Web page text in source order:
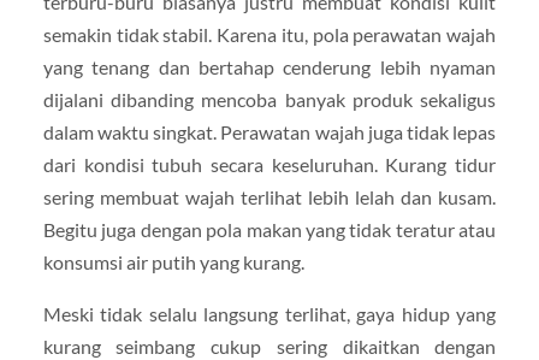
semakin tidak stabil. Karena itu, pola perawatan wajah
yang tenang dan bertahap cenderung lebih nyaman
dijalani dibanding mencoba banyak produk sekaligus
dalam waktu singkat. Perawatan wajah juga tidak lepas
dari kondisi tubuh secara keseluruhan. Kurang tidur
sering membuat wajah terlihat lebih lelah dan kusam.
Begitu juga dengan pola makan yang tidak teratur atau
konsumsi air putih yang kurang.
Meski tidak selalu langsung terlihat, gaya hidup yang
kurang seimbang cukup sering dikaitkan dengan